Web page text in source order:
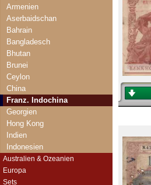
Armenien
Aserbaidschan
Bahrain
Bangladesch
Bhutan
Brunei
Ceylon
China
Franz. Indochina
Georgien
Hong Kong
Indien
Indonesien
Irak
Iran
Iranisch Aserbaidschan
Australien & Ozeanien
Europa
Sets